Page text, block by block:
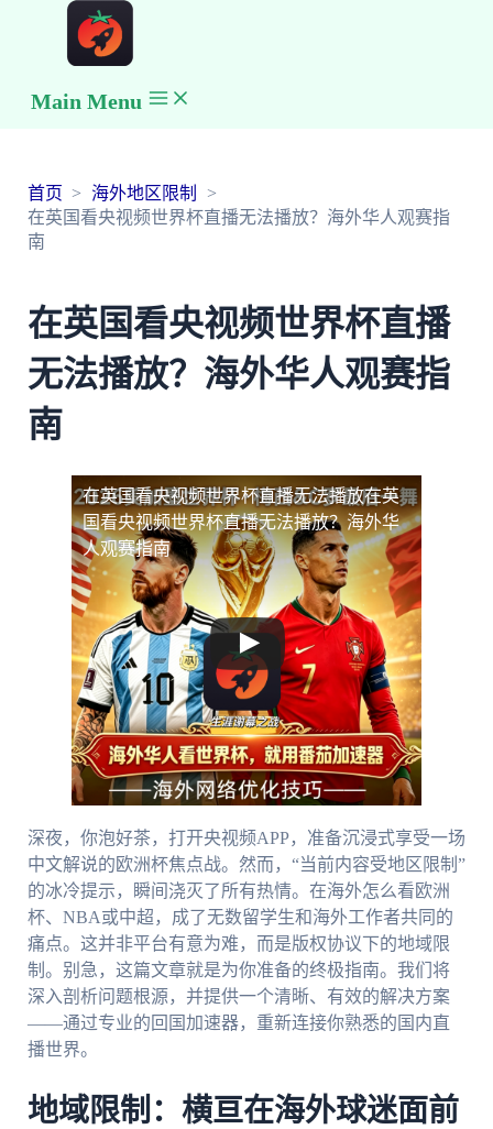
Main Menu
首页
海外地区限制
在英国看央视频世界杯直播无法播放？海外华人观赛指
南
在英国看央视频世界杯直播
无法播放？海外华人观赛指
南
在英国看央视频世界杯直播无法播放在英
国看央视频世界杯直播无法播放？海外华
人观赛指南
深夜，你泡好茶，打开央视频APP，准备沉浸式享受一场
中文解说的欧洲杯焦点战。然而，“当前内容受地区限制”
的冰冷提示，瞬间浇灭了所有热情。在海外怎么看欧洲
杯、NBA或中超，成了无数留学生和海外工作者共同的
痛点。这并非平台有意为难，而是版权协议下的地域限
制。别急，这篇文章就是为你准备的终极指南。我们将
深入剖析问题根源，并提供一个清晰、有效的解决方案
——通过专业的回国加速器，重新连接你熟悉的国内直
播世界。
地域限制：横亘在海外球迷面前